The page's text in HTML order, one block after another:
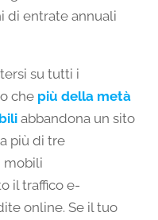
di entrate annuali
su tutti i
che più della metà
abbandona un sito
più di tre
mobili
il traffico e-
online. Se il tuo